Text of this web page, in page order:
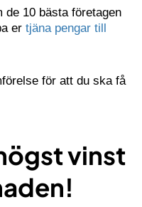
de 10 bästa företagen
er tjäna pengar till
för att du ska få
vinst